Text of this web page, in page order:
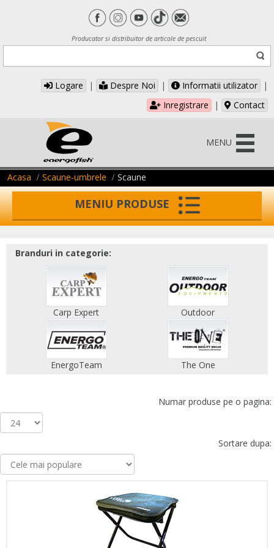
Producator si distribuitor de articole de pescuit
Logare | Despre Noi | Informatii utilizator
|
Inregistrare
| Contact
MENU
Acasa Scaune-umbrele Scaune
MENIU PRODUSE
Branduri in categorie:
Carp Expert Outdoor
EnergoTeam The One
Numar produse pe o pagina:
Sortare dupa: